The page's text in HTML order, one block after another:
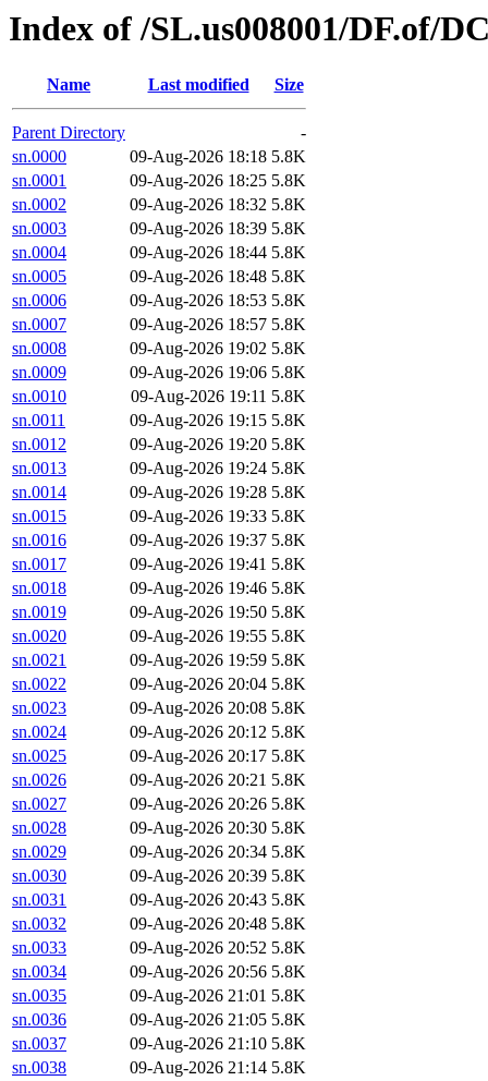
Index of /SL.us008001/DF.of/
Name Last modified Size
Parent Directory
-
sn.0000
09-Aug-2026 18:18 5.8K
sn.0001
09-Aug-2026 18:25 5.8K
sn.0002
09-Aug-2026 18:32 5.8K
sn.0003
09-Aug-2026 18:39 5.8K
sn.0004
09-Aug-2026 18:44 5.8K
sn.0005
09-Aug-2026 18:48 5.8K
sn.0006
09-Aug-2026 18:53 5.8K
sn.0007
09-Aug-2026 18:57 5.8K
sn.0008
09-Aug-2026 19:02 5.8K
sn.0009
09-Aug-2026 19:06 5.8K
sn.0010
09-Aug-2026 19:11 5.8K
sn.0011
09-Aug-2026 19:15 5.8K
sn.0012
09-Aug-2026 19:20 5.8K
sn.0013
09-Aug-2026 19:24 5.8K
sn.0014
09-Aug-2026 19:28 5.8K
sn.0015
09-Aug-2026 19:33 5.8K
sn.0016
09-Aug-2026 19:37 5.8K
sn.0017
09-Aug-2026 19:41 5.8K
sn.0018
09-Aug-2026 19:46 5.8K
sn.0019
09-Aug-2026 19:50 5.8K
sn.0020
09-Aug-2026 19:55 5.8K
sn.0021
09-Aug-2026 19:59 5.8K
sn.0022
09-Aug-2026 20:04 5.8K
sn.0023
09-Aug-2026 20:08 5.8K
sn.0024
09-Aug-2026 20:12 5.8K
sn.0025
09-Aug-2026 20:17 5.8K
sn.0026
09-Aug-2026 20:21 5.8K
sn.0027
09-Aug-2026 20:26 5.8K
sn.0028
09-Aug-2026 20:30 5.8K
sn.0029
09-Aug-2026 20:34 5.8K
sn.0030
09-Aug-2026 20:39 5.8K
sn.0031
09-Aug-2026 20:43 5.8K
sn.0032
09-Aug-2026 20:48 5.8K
sn.0033
09-Aug-2026 20:52 5.8K
sn.0034
09-Aug-2026 20:56 5.8K
sn.0035
09-Aug-2026 21:01 5.8K
sn.0036
09-Aug-2026 21:05 5.8K
sn.0037
09-Aug-2026 21:10 5.8K
sn.0038
09-Aug-2026 21:14 5.8K